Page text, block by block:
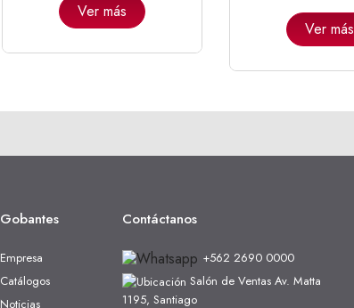
Ver más
Ver más
Gobantes
Empresa
Catálogos
Noticias
Contáctanos
+562 2690 0000
Salón de Ventas Av. Matta
1195, Santiago